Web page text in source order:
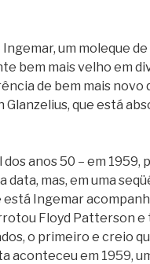
um moleque de
bem mais velho em
de bem mais novo
que está
anos 50 – em 1959,
mas, em uma
está Ingemar
Floyd Patterson
o primeiro e creio
aconteceu em 1959,